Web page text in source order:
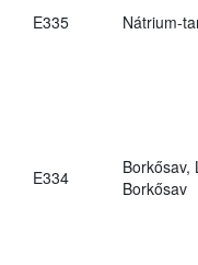
E335 Nátrium-
E334
Borkősav,
Borkősav